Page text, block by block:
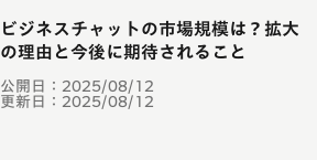
公開日： 2025/08/12
更新日： 2025/08/12
ビジネスチャットの市場規模は？拡大
の理由と今後に期待されること